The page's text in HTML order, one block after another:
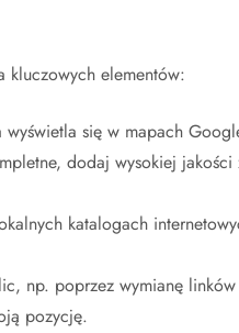
elementów:
się w mapach
dodaj wysokiej
katalogach
np. poprzez wymianę
pozycję.